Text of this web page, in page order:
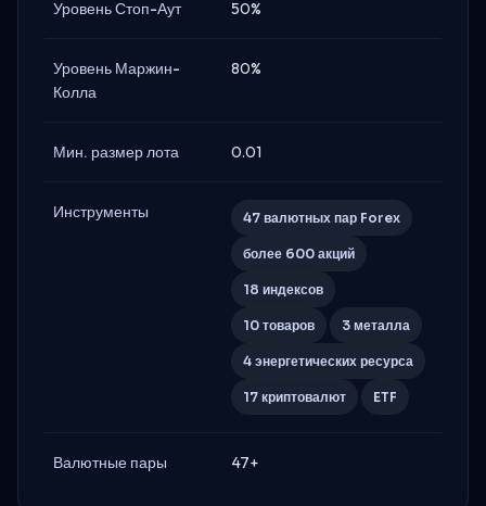
Уровень Стоп-Аут 50%
Уровень Маржин-
Колла
80%
Мин. размер лота 0.01
Инструменты 47 валютных пар Forex
более 600 акций
18 индексов
10 товаров 3 металла
4 энергетических ресурса
17 криптовалют ETF
Валютные пары 47+